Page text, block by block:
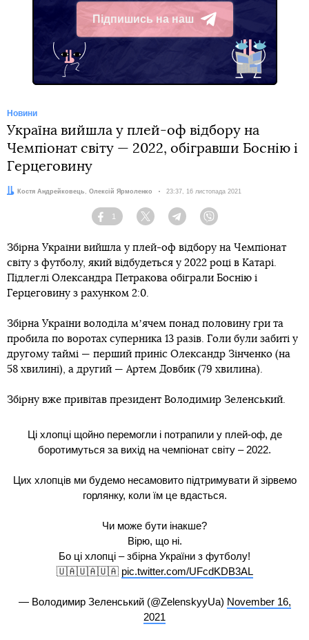
Підпишись на наш
Telegram
Новини
Україна вийшла у плей-оф відбору на
Чемпіонат світу — 2022, обігравши Боснію і
Герцеговину
Автори:
Костя Андрейковець , Олексій Ярмоленко Дата:
23:37, 16 листопада 2021
Facebook
1
Twitter TelegramViber
Збірна України вийшла у плей-оф відбору на Чемпіонат
світу з футболу, який відбудеться у 2022 році в Катарі.
Підлеглі Олександра Петракова обіграли Боснію і
Герцеговину з рахунком 2:0.
Збірна України володіла мʼячем понад половину гри та
пробила по воротах суперника 13 разів. Голи були забиті у
другому таймі — перший приніс Олександр Зінченко (на
58 хвилині), а другий — Артем Довбик (79 хвилина).
Збірну вже привітав президент Володимир Зеленський.
Ці хлопці щойно перемогли і потрапили у плей-оф, де
боротимуться за вихід на чемпіонат світу – 2022.
Цих хлопців ми будемо несамовито підтримувати й зірвемо
горлянку, коли їм це вдасться.
Чи може бути інакше?
Вірю, що ні.
Бо ці хлопці – збірна України з футболу!
🇺🇦🇺🇦🇺🇦 pic.twitter.com/UFcdKDB3AL
— Володимир Зеленський (@ZelenskyyUa) November 16,
2021